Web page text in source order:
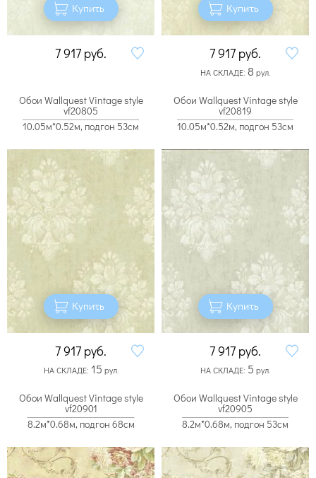
Купить
7 917 руб.
Купить
7 917 руб.
НА СКЛАДЕ: 8 рул.
Обои Wallquest Vintage style
vf20805
10.05м*0.52м, подгон 53см
Купить
7 917 руб.
НА СКЛАДЕ: 15 рул.
Обои Wallquest Vintage style
vf20819
10.05м*0.52м, подгон 53см
Купить
7 917 руб.
НА СКЛАДЕ: 5 рул.
Обои Wallquest Vintage style
vf20901
8.2м*0.68м, подгон 68см
Обои Wallquest Vintage style
vf20905
8.2м*0.68м, подгон 53см